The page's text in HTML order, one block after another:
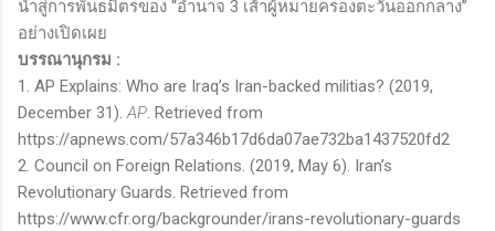
นำสู่การพันธมิตรของ “อำนาจ 3 เส้าผู้หมายครองตะวันออกกลาง”
อย่างเปิดเผย
บรรณานุกรม :
1. AP Explains: Who are Iraq’s Iran-backed militias? (2019,
December 31).AP. Retrieved from
https://apnews.com/57a346b17d6da07ae732ba1437520fd2
2. Council on Foreign Relations. (2019, May 6). Iran’s
Revolutionary Guards. Retrieved from
https://www.cfr.org/backgrounder/irans-revolutionary-guards